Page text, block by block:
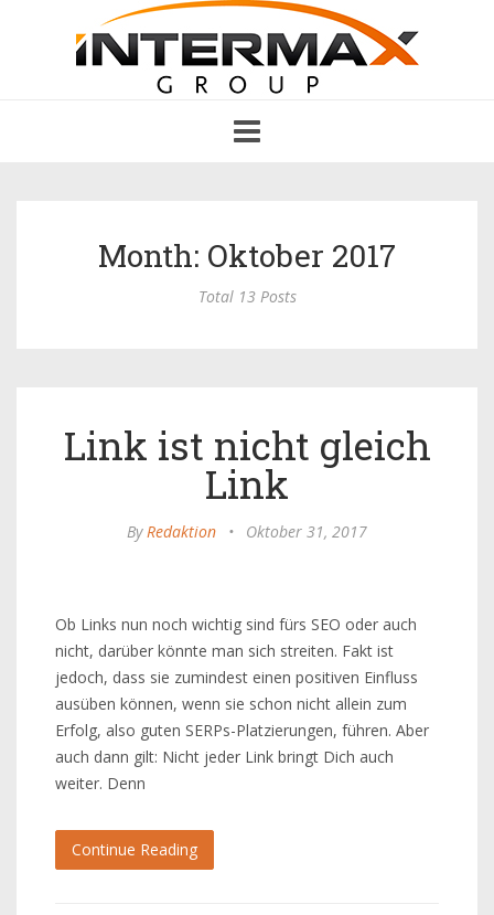
navigation
Month: Oktober 2017
Total 13 Posts
Link ist nicht gleich
Link
ByRedaktion • Oktober 31, 2017
Ob Links nun noch wichtig sind fürs SEO oder auch
nicht, darüber könnte man sich streiten. Fakt ist
jedoch, dass sie zumindest einen positiven Einfluss
ausüben können, wenn sie schon nicht allein zum
Erfolg, also guten SERPs-Platzierungen, führen. Aber
auch dann gilt: Nicht jeder Link bringt Dich auch
weiter. Denn
Continue Reading